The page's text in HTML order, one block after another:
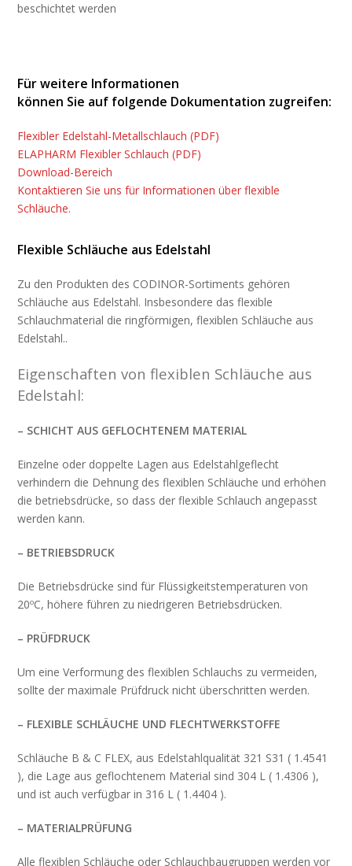
beschichtet werden
Für weitere Informationen
können Sie auf folgende Dokumentation zugreifen:
Flexibler Edelstahl-Metallschlauch (PDF)
ELAPHARM Flexibler Schlauch (PDF)
Download-Bereich
Kontaktieren Sie uns für Informationen über flexible
Schläuche.
Flexible Schläuche aus Edelstahl
Zu den Produkten des CODINOR-Sortiments gehören
Schläuche aus Edelstahl. Insbesondere das flexible
Schlauchmaterial die ringförmigen, flexiblen Schläuche aus
Edelstahl..
Eigenschaften von flexiblen Schläuche aus
Edelstahl:
– SCHICHT AUS GEFLOCHTENEM MATERIAL
Einzelne oder doppelte Lagen aus Edelstahlgeflecht
verhindern die Dehnung des flexiblen Schläuche und erhöhen
die betriebsdrücke, so dass der flexible Schlauch angepasst
werden kann.
– BETRIEBSDRUCK
Die Betriebsdrücke sind für Flüssigkeitstemperaturen von
20ºC, höhere führen zu niedrigeren Betriebsdrücken.
– PRÜFDRUCK
Um eine Verformung des flexiblen Schlauchs zu vermeiden,
sollte der maximale Prüfdruck nicht überschritten werden.
– FLEXIBLE SCHLÄUCHE UND FLECHTWERKSTOFFE
Schläuche B & C FLEX, aus Edelstahlqualität 321 S31 ( 1.4541
), die Lage aus geflochtenem Material sind 304 L ( 1.4306 ),
und ist auch verfügbar in 316 L ( 1.4404 ).
– MATERIALPRÜFUNG
Alle flexiblen Schläuche oder Schlauchbaugruppen werden vor